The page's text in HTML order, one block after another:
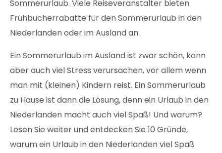
Sommerurlaub. Viele Reiseveranstalter bieten
Frühbucherrabatte für den Sommerurlaub in den
Niederlanden oder im Ausland an.
Ein Sommerurlaub im Ausland ist zwar schön, kann
aber auch viel Stress verursachen, vor allem wenn
man mit (kleinen) Kindern reist. Ein Sommerurlaub
zu Hause ist dann die Lösung, denn ein Urlaub in den
Niederlanden macht auch viel Spaß! Und warum?
Lesen Sie weiter und entdecken Sie 10 Gründe,
warum ein Urlaub in den Niederlanden viel Spaß